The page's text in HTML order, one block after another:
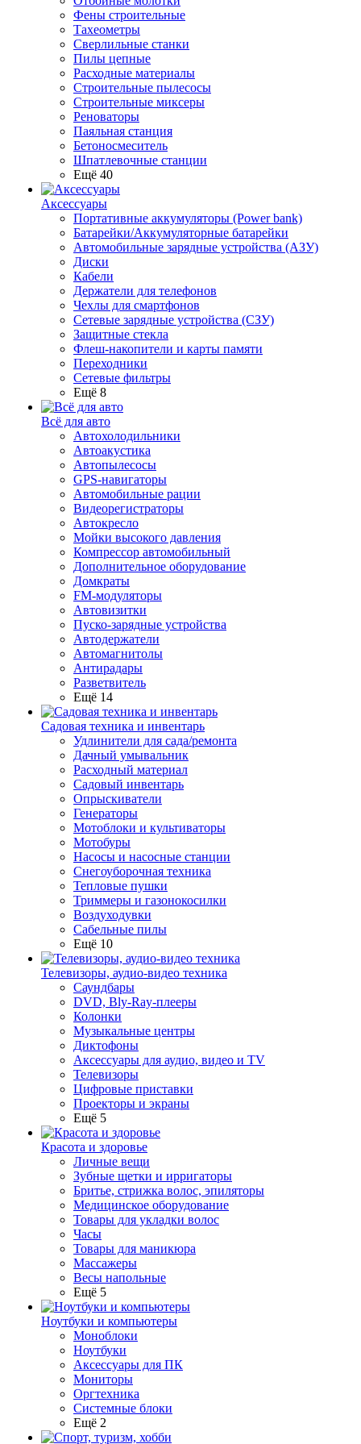
Фены строительные
Тахеометры
Сверлильные станки
Пилы цепные
Расходные материалы
Строительные пылесосы
Строительные миксеры
Реноваторы
Паяльная станция
Бетоносмеситель
Шпатлевочные станции
Ещё 40
Аксессуары
Портативные аккумуляторы (Power bank)
Батарейки/Аккумуляторные батарейки
Автомобильные зарядные устройства (АЗУ)
Диски
Кабели
Держатели для телефонов
Чехлы для смартфонов
Сетевые зарядные устройства (СЗУ)
Защитные стекла
Флеш-накопители и карты памяти
Переходники
Сетевые фильтры
Ещё 8
Всё для авто
Автохолодильники
Автоакустика
Автопылесосы
GPS-навигаторы
Автомобильные рации
Видеорегистраторы
Автокресло
Мойки высокого давления
Компрессор автомобильный
Дополнительное оборудование
Домкраты
FM-модуляторы
Автовизитки
Пуско-зарядные устройства
Автодержатели
Автомагнитолы
Антирадары
Разветвитель
Ещё 14
Садовая техника и инвентарь
Удлинители для сада/ремонта
Дачный умывальник
Расходный материал
Садовый инвентарь
Опрыскиватели
Генераторы
Мотоблоки и культиваторы
Мотобуры
Насосы и насосные станции
Снегоуборочная техника
Тепловые пушки
Триммеры и газонокосилки
Воздуходувки
Сабельные пилы
Ещё 10
Телевизоры, аудио-видео техника
Саундбары
DVD, Bly-Ray-плееры
Колонки
Музыкальные центры
Диктофоны
Аксессуары для аудио, видео и TV
Телевизоры
Цифровые приставки
Проекторы и экраны
Ещё 5
Красота и здоровье
Личные вещи
Зубные щетки и ирригаторы
Бритье, стрижка волос, эпиляторы
Медицинское оборудование
Товары для укладки волос
Часы
Товары для маникюра
Массажеры
Весы напольные
Ещё 5
Ноутбуки и компьютеры
Моноблоки
Ноутбуки
Аксессуары для ПК
Мониторы
Оргтехника
Системные блоки
Ещё 2